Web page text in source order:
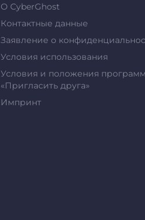
О CyberGhost
Контактные данные
Заявление о
Условия использования
Условия и положения
«Пригласить друга»
Импринт